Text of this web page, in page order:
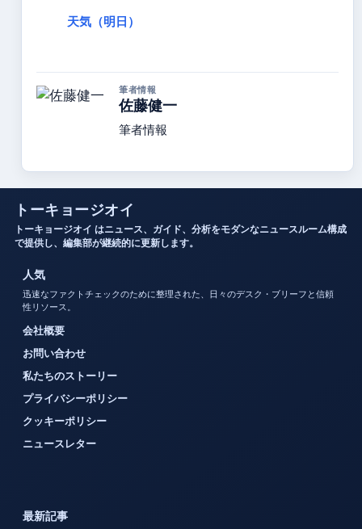
天気（明日）
筆者情報
佐藤健一
筆者情報
トーキョージオイ
トーキョージオイ はニュース、ガイド、分析をモダンなニュースルーム構成
で提供し、編集部が継続的に更新します。
人気
迅速なファクトチェックのために整理された、日々のデスク・ブリーフと信頼
性リソース。
会社概要
お問い合わせ
私たちのストーリー
プライバシーポリシー
クッキーポリシー
ニュースレター
最新記事